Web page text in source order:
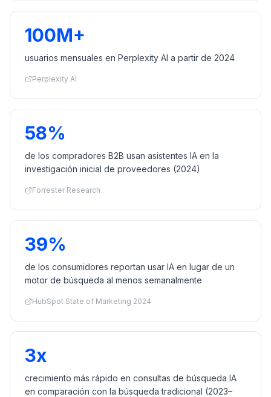
100M+
usuarios mensuales en Perplexity AI a partir de 2024
Perplexity AI
58%
de los compradores B2B usan asistentes IA en la
investigación inicial de proveedores (2024)
Forrester Research
39%
de los consumidores reportan usar IA en lugar de un
motor de búsqueda al menos semanalmente
HubSpot State of Marketing 2024
3x
crecimiento más rápido en consultas de búsqueda IA
en comparación con la búsqueda tradicional (2023–